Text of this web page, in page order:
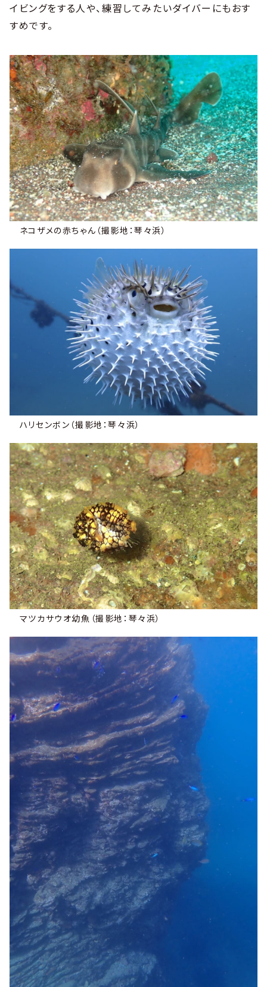
イビングをする人や、練習してみたいダイバーにもおす
すめです。
ネコザメの赤ちゃん（撮影地：琴々浜）
ハリセンボン（撮影地：琴々浜）
マツカサウオ幼魚（撮影地：琴々浜）